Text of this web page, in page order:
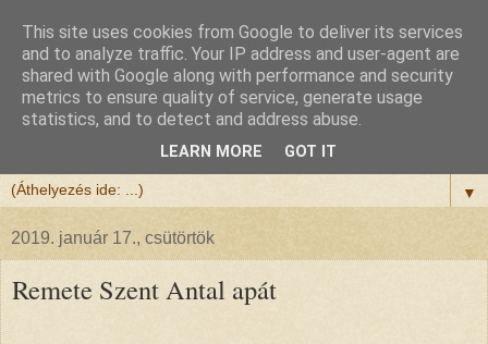
Félix atya
Szeretettel köszöntöm a honlapomra ellátogatót.
▼
2019. január 17., csütörtök
Remete Szent Antal apát
This site uses cookies from Google to deliver its services
and to analyze traffic. Your IP address and user-agent are
shared with Google along with performance and security
metrics to ensure quality of service, generate usage
statistics, and to detect and address abuse.
LEARN MORE GOT IT